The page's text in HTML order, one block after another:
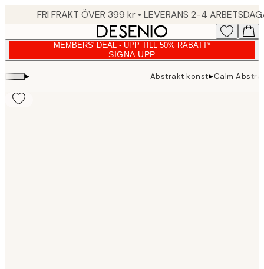
FRI FRAKT ÖVER 399 kr • LEVERANS 2-4
MEMBERS' DEAL - UPP TILL 50% RABATT*
SIGNA UPP
▸ Abstrakt konst▸Calm